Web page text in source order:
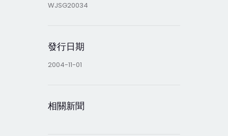
WJSG20034
發行日期
2004-11-01
相關新聞